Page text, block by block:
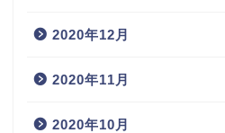
2020年12月
2020年11月
2020年10月